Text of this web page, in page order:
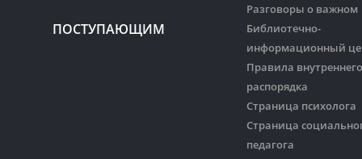
ПОСТУПАЮЩИМ
Разговоры о важном
Библиотечно-
информационный
Правила внутреннего
распорядка
Страница психолога
Страница
педагога